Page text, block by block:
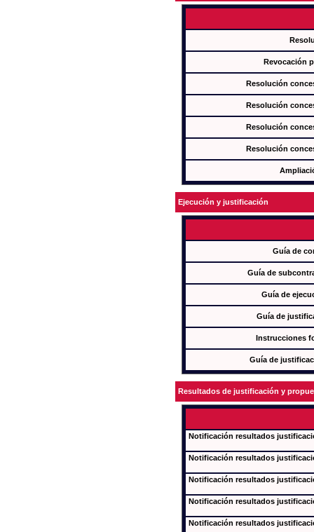
Revocación
Resolución
Resolución
Resolución
Resolución
Ejecución y justificación
Guía de
Guía de
Guía de
Guía de
Instrucciones
Guía de
Resultados de justificación y
Notificación resultados
Notificación resultados
Notificación resultados
Notificación resultados
Notificación resultados